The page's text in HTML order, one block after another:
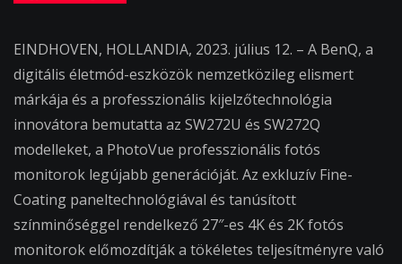
EINDHOVEN, HOLLANDIA, 2023. július 12. – A BenQ, a
digitális életmód-eszközök nemzetközileg elismert
márkája és a professzionális kijelzőtechnológia
innovátora bemutatta az SW272U és SW272Q
modelleket, a PhotoVue professzionális fotós
monitorok legújabb generációját. Az exkluzív Fine-
Coating paneltechnológiával és tanúsított
színminőséggel rendelkező 27″-es 4K és 2K fotós
monitorok előmozdítják a tökéletes teljesítményre való